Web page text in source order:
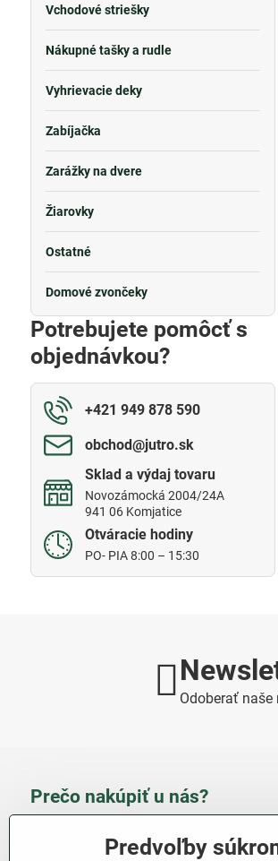
Vchodové striešky
Nákupné tašky a rudle
Vyhrievacie deky
Zabíjačka
Zarážky na dvere
Žiarovky
Ostatné
Domové zvončeky
Potrebujete pomôcť s
objednávkou?
+421 949 878 590
obchod​@jutro​.sk
Sklad a výdaj tovaru
Novozámocká 2004/24A
941 06 Komjatice
Otváracie hodiny
PO- PIA 8:00 – 15:30
Odoberať naše
Prečo nakúpiť u nás?
Takmer 100 % spokojných
zákazníkov
Predvoľby